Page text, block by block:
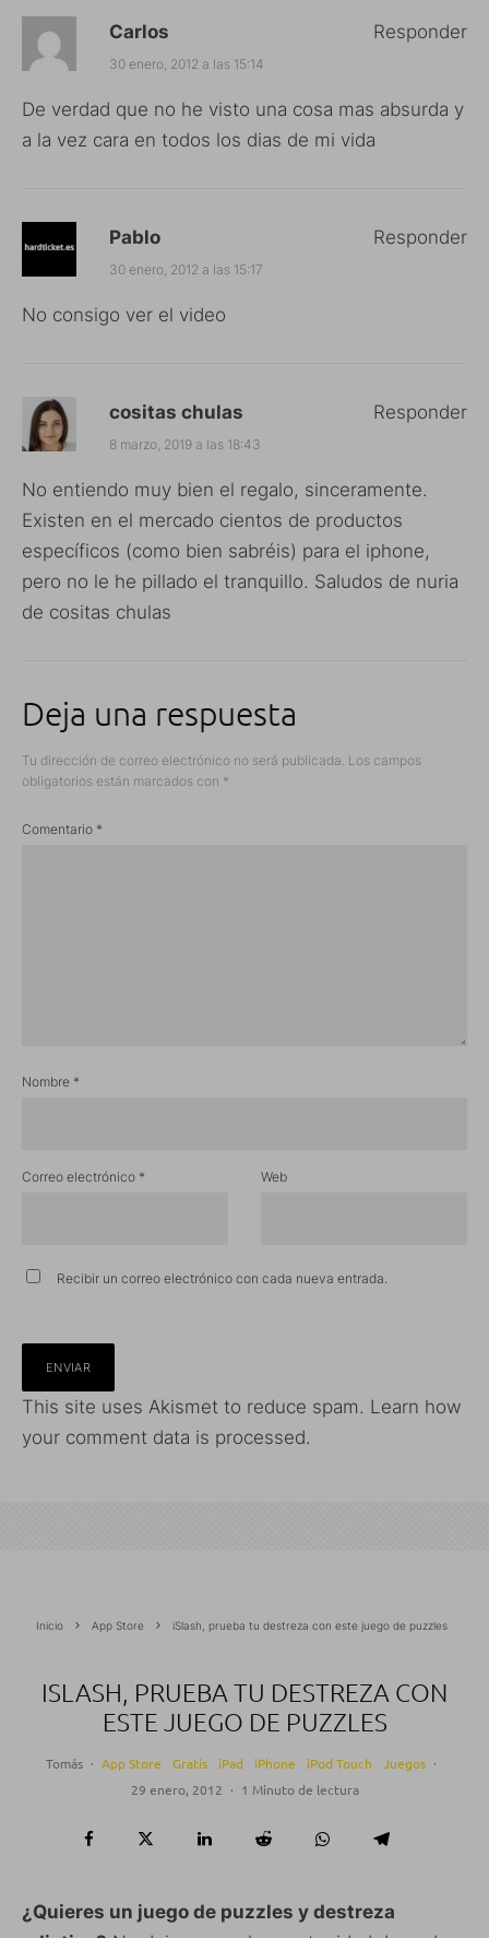
Carlos
30 enero, 2012 a las 15:14
De verdad que no he visto una cosa mas absurda y
a la vez cara en todos los dias de mi vida
Responder
Pablo
30 enero, 2012 a las 15:17
No consigo ver el video
Responder
cositas chulas
8 marzo, 2019 a las 18:43
No entiendo muy bien el regalo, sinceramente.
Existen en el mercado cientos de productos
específicos (como bien sabréis) para el iphone,
pero no le he pillado el tranquillo. Saludos de nuria
de cositas chulas
Responder
Deja una respuesta
Tu dirección de correo electrónico no será publicada. Los campos
obligatorios están marcados con *
Comentario *
Nombre *
Correo electrónico * Web
Recibir un correo electrónico con cada nueva entrada.
This site uses Akismet to reduce spam. Learn how
your comment data is processed.
Inicio App Store iSlash, prueba tu destreza con este juego de puzzles
ISLASH, PRUEBA TU DESTREZA CON
ESTE JUEGO DE PUZZLES
Tomás · App Store Gratis iPad iPhone iPod Touch Juegos ·
29 enero, 2012 · 1 Minuto de lectura
¿Quieres un juego de puzzles y destreza